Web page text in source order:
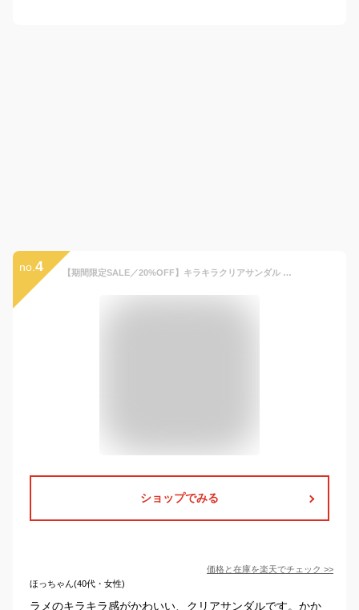
no. 4 【期間限定SALE／20%OFF】キラキラクリアサンダル 女の子 ガールズ SS 春物 夏物 春夏物 子供服 子ども服 キッズ 子供 子ども こども PTS
ショップでみる
価格と在庫を楽天でチェック >>
ほっちゃん(40代・女性)
ラメのキラキラ感がかわいい、クリアサンダルです。かか